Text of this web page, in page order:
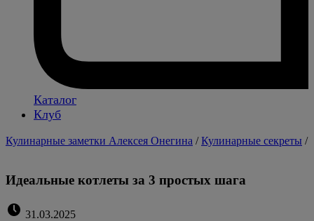
Каталог
Клуб
Кулинарные заметки Алексея Онегина /Кулинарные секреты /
Идеальные котлеты за 3 простых шага
31.03.2025